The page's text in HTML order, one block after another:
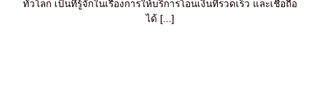
ทั่วโลก เป็นที่รู้จักในเรื่องการให้บริการโอนเงินที่รวดเร็ว และเชื่อถือ
ได้ [...]